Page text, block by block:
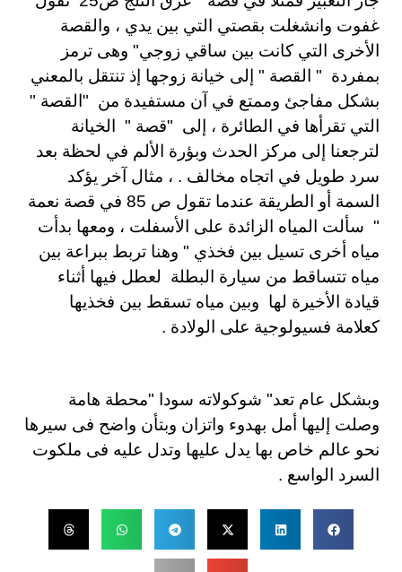
غفوت وانشغلت بقصتي التي بين يدي ، والقصة
الأخرى التي كانت بين ساقي زوجي" وهى ترمز
بمفردة " القصة " إلى خيانة زوجها إذ تنتقل بالمعني
بشكل مفاجئ وممتع في آن مستفيدة من "القصة "
التي تقرأها في الطائرة ، إلى "قصة " الخيانة
لترجعنا إلى مركز الحدث وبؤرة الألم في لحظة بعد
سرد طويل في اتجاه مخالف . ، مثال آخر يؤكد
السمة أو الطريقة عندما تقول ص 85 في قصة نعمة
" سألت المياه الزائدة على الأسفلت ، ومعها بدأت
مياه أخرى تسيل بين فخذي " وهنا تربط ببراعة بين
مياه تتساقط من سيارة البطلة لعطل فيها أثناء
قيادة الأخيرة لها وبين مياه تسقط بين فخذيها
كعلامة فسيولوجية على الولادة .
وبشكل عام تعد" شوكولاته سودا "محطة هامة
وصلت إليها أمل بهدوء واتزان وبتأن واضح فى سيرها
نحو عالم خاص بها يدل عليها وتدل عليه فى ملكوت
السرد الواسع .